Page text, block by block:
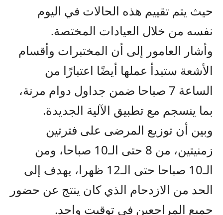
حيث يتم تقييم هذه الحالات في اليوم
نفسه من خلال العيادات المختصة.
وأشار العامور إلى أن المختبرات وأقسام
الأشعة ستبدأ عملها أيضًا اعتبارًا من
الساعة 7 صباحا ضمن جداول دوام مرنة،
بما ينسجم مع تطبيق الآلية الجديدة.
وبين أن توزيع المرضى على فترتين
زمنيتين، من 8 حتى الـ10 صباحا، ومن
الـ10 صباحا حتى الـ12 ظهرا، يهدف إلى
الحد من الازدحام الذي كان ينتج عن حضور
جميع المراجعين في توقيت واحد.